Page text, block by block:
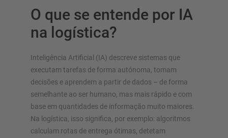
O que se entende por IA
na logística?
Inteligência Artificial (IA) descreve sistemas que
executam tarefas de forma autónoma, tomam
decisões e aprendem a partir de dados – de forma
semelhante ao ser humano, mas mais rápido e com
base em quantidades de informação muito maiores.
Na logística, isso significa, por exemplo: algoritmos
calculam rotas de entrega ótimas, detetam